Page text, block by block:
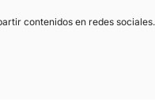
contenidos en redes